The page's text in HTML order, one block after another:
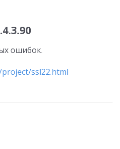
ошибок.
ssl22.html